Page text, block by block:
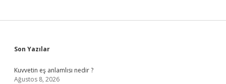
Sidebar
Son Yazılar
Kuvvetin eş anlamlısı nedir ?
Ağustos 8, 2026